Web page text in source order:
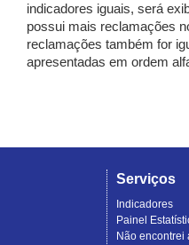
indicadores iguais, será
possui mais reclamações
reclamações também for
apresentadas em ordem
Serviços
Indicadores
Painel
Não encontrei